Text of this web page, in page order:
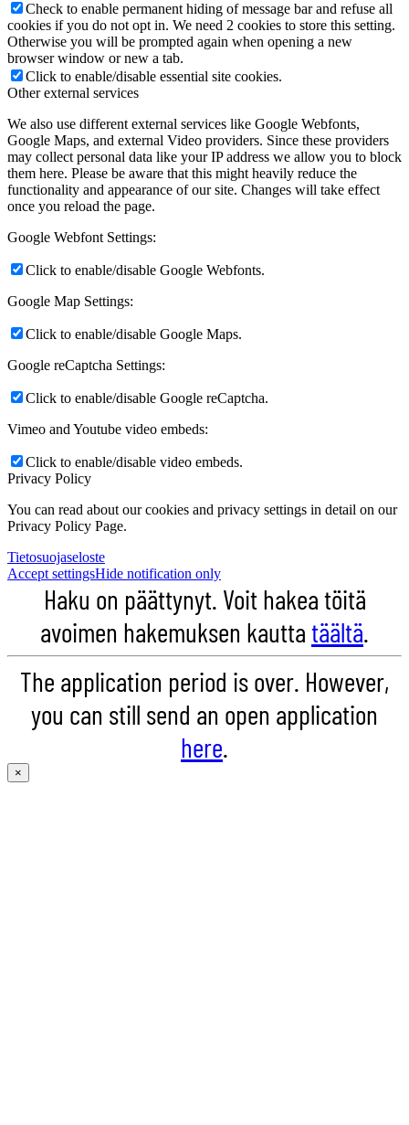
Check to enable permanent hiding of message bar and refuse all
cookies if you do not opt in. We need 2 cookies to store this setting.
Otherwise you will be prompted again when opening a new
browser window or new a tab.
Click to enable/disable essential site cookies.
Other external services
We also use different external services like Google Webfonts,
Google Maps, and external Video providers. Since these providers
may collect personal data like your IP address we allow you to block
them here. Please be aware that this might heavily reduce the
functionality and appearance of our site. Changes will take effect
once you reload the page.
Google Webfont Settings:
Click to enable/disable Google Webfonts.
Google Map Settings:
Click to enable/disable Google Maps.
Google reCaptcha Settings:
Click to enable/disable Google reCaptcha.
Vimeo and Youtube video embeds:
Click to enable/disable video embeds.
Privacy Policy
You can read about our cookies and privacy settings in detail on our
Privacy Policy Page.
Tietosuojaseloste
Accept settingsHide notification only
Haku on päättynyt. Voit hakea töitä
avoimen hakemuksen kauttatäältä.
The application period is over. However,
you can still send an open application
here.
×